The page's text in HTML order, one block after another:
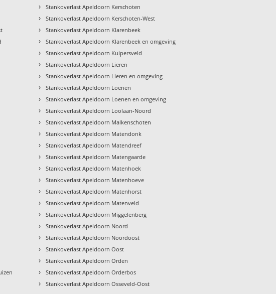
› Stankoverlast Apeldoorn Kerschoten
› Stankoverlast Apeldoorn Kerschoten-West
› Stankoverlast Apeldoorn Klarenbeek
› Stankoverlast Apeldoorn Klarenbeek en omgeving
› Stankoverlast Apeldoorn Kuipersveld
› Stankoverlast Apeldoorn Lieren
› Stankoverlast Apeldoorn Lieren en omgeving
› Stankoverlast Apeldoorn Loenen
› Stankoverlast Apeldoorn Loenen en omgeving
› Stankoverlast Apeldoorn Loolaan-Noord
› Stankoverlast Apeldoorn Malkenschoten
› Stankoverlast Apeldoorn Matendonk
› Stankoverlast Apeldoorn Matendreef
› Stankoverlast Apeldoorn Matengaarde
› Stankoverlast Apeldoorn Matenhoek
› Stankoverlast Apeldoorn Matenhoeve
› Stankoverlast Apeldoorn Matenhorst
› Stankoverlast Apeldoorn Matenveld
› Stankoverlast Apeldoorn Miggelenberg
› Stankoverlast Apeldoorn Noord
› Stankoverlast Apeldoorn Noordoost
› Stankoverlast Apeldoorn Oost
› Stankoverlast Apeldoorn Orden
› Stankoverlast Apeldoorn Orderbos
› Stankoverlast Apeldoorn Osseveld-Oost